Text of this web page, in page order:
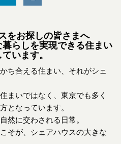
をお探しの皆さまへ
らしを実現できる住まい
います。
ち合える住まい、それがシェ
まいではなく、東京でも多く
となっています。
然に交わされる日常。
そが、シェアハウスの大きな